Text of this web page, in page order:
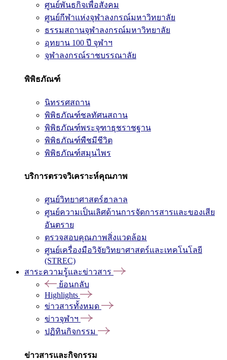
ศูนย์พันธกิจเพื่อสังคม
ศูนย์กีฬาแห่งจุฬาลงกรณ์มหาวิทยาลัย
ธรรมสถานจุฬาลงกรณ์มหาวิทยาลัย
อุทยาน 100 ปี จุฬาฯ
จุฬาลงกรณ์ราชบรรณาลัย
พิพิธภัณฑ์
นิทรรศสถาน
พิพิธภัณฑ์ชลทัศนสถาน
พิพิธภัณฑ์พระจุฑาธุชราชฐาน
พิพิธภัณฑ์พืชมีชีวิต
พิพิธภัณฑ์สมุนไพร
บริการตรวจวิเคราะห์คุณภาพ
ศูนย์วิทยาศาสตร์ฮาลาล
ศูนย์ความเป็นเลิศด้านการจัดการสารและของเสีย
อันตราย
ตรวจสอบคุณภาพสิ่งแวดล้อม
ศูนย์เครื่องมือวิจัยวิทยาศาสตร์และเทคโนโลยี
(STREC)
สาระความรู้และข่าวสาร
ย้อนกลับ
Highlights
ข่าวสารทั้งหมด
ข่าวจุฬาฯ
ปฏิทินกิจกรรม
ข่าวสารและกิจกรรม